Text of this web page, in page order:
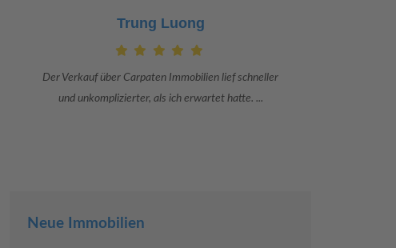
Claudia Bergrath
Danke an Carpaten Immobilien und besonders an Frau
Adriana Sarca. Sie war viele Monate mehr als ...
Neue Immobilien